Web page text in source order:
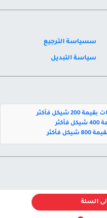
السلة
سسياسة الترجيع
سياسة التبديل
شيكل فأكثر
فأكثر